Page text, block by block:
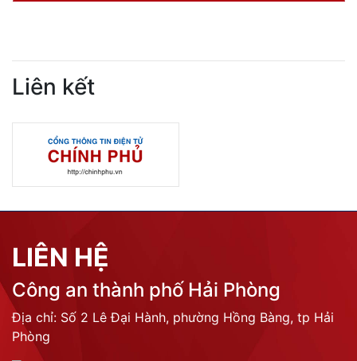
Liên kết
LIÊN HỆ
Công an thành phố Hải Phòng
Địa chỉ: Số 2 Lê Đại Hành, phường Hồng Bàng, tp Hải
Phòng